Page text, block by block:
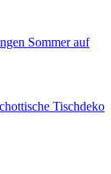
Sommer auf
Tischdeko